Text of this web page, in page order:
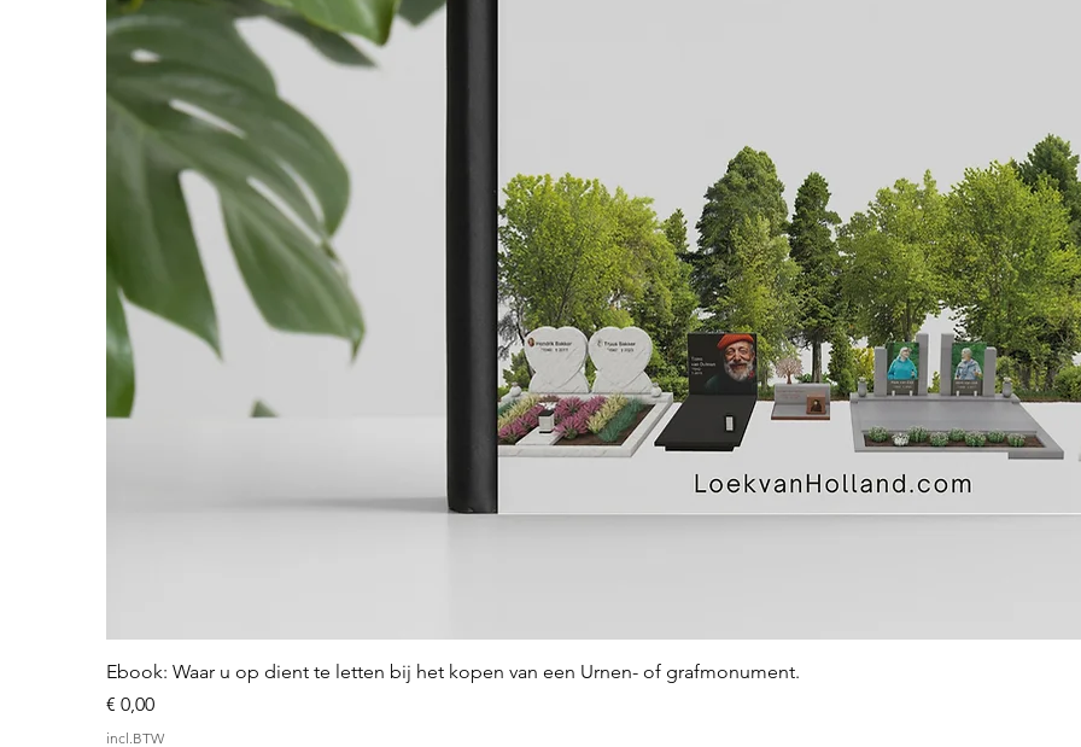
Snel overzicht
Ebook: Waar u op dient te letten bij het kopen van een Urnen- of grafmonument.
Prijs
€ 0,00
incl.BTW